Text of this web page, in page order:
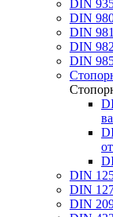
DIN
DIN
DIN
DIN
DIN
DIN
DIN
DIN